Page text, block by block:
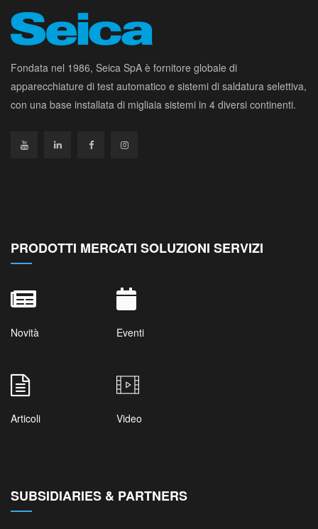
Fondata nel 1986, Seica SpA è fornitore globale di
apparecchiature di test automatico e sistemi di saldatura selettiva,
con una base installata di migliaia sistemi in 4 diversi continenti.
PRODOTTI MERCATI SOLUZIONI SERVIZI
Novità Eventi
Articoli Video
SUBSIDIARIES & PARTNERS